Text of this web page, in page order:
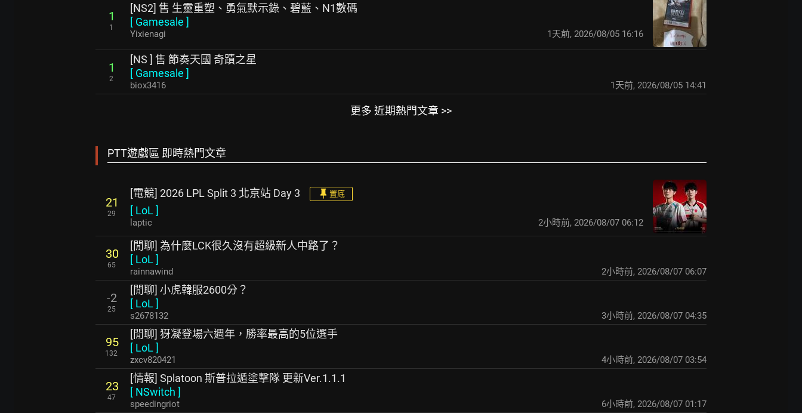
1
1
[NS2] 售 生靈重塑、勇氣默示錄、碧藍、N1數碼
[ Gamesale ]
Yixienagi 1天前, 2026/08/05 16:16
1
2
[NS ] 售 節奏天國 奇蹟之星
[ Gamesale ]
biox3416 1天前, 2026/08/05 14:41
更多 近期熱門文章 >>
PTT遊戲區 即時熱門文章
21
29
[電競] 2026 LPL Split 3 北京站 Day 3 置底
[ LoL ]
laptic 2小時前, 2026/08/07 06:12
30
65
[閒聊] 為什麼LCK很久沒有超級新人中路了？
[ LoL ]
rainnawind 2小時前, 2026/08/07 06:07
-2
25
[閒聊] 小虎韓服2600分？
[ LoL ]
s2678132 3小時前, 2026/08/07 04:35
95
132
[閒聊] 犽凝登場六週年，勝率最高的5位選手
[ LoL ]
zxcv820421 4小時前, 2026/08/07 03:54
23
47
[情報] Splatoon 斯普拉遁塗擊隊 更新Ver.1.1.1
[ NSwitch ]
speedingriot 6小時前, 2026/08/07 01:17